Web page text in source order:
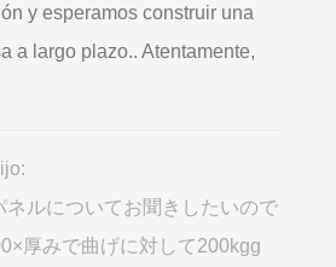
y esperamos construir una
a largo plazo.. Atentamente,
ネルについてお聞きしたいので
厚みで曲げに対して200kgg